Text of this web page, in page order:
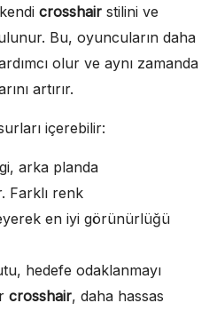
crosshair stilini ve
Bu, oyuncuların daha
olur ve aynı zamanda
artırır.
içerebilir:
arka planda
Farklı renk
en iyi görünürlüğü
hedefe odaklanmayı
crosshair, daha hassas